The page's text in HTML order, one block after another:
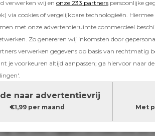
verwerken wij en onze 233 partners persoonlijke
via cookies of vergelijkbare technologieën.
met onze advertentieruimte commercieel
Zo genereren wij inkomsten door
verwerken gegevens op basis van rechtmatig
je voorkeuren altijd aanpassen; ga hiervoor naar
naar advertentievrij
€1,99 per maand Met
enkele deskundige geloven
zijn dan ook geen
van de Hogeschool Leiden
ouders vooral
en te weinig vanuit
Ze hebben het gevoel
voor het geluk van
krijgen. Dit in een
de loer liggen omdat we zo